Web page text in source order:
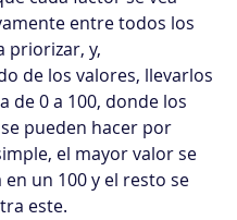
entre todos los
priorizar, y,
de los valores, llevarlos
de 0 a 100, donde los
pueden hacer por
el mayor valor se
un 100 y el resto se
este.